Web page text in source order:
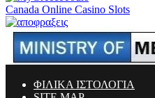
Canada Online Casino Slots
ΦΙΛΙΚΑ ΙΣΤΟΛΟΓΙΑ